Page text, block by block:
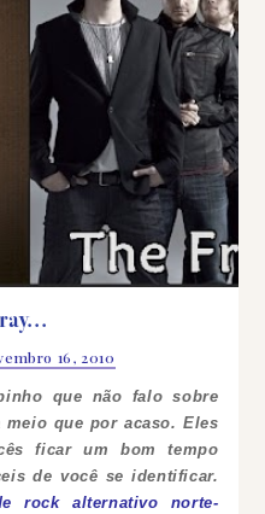
16, 2010
que não falo sobre
meio que por acaso. Eles
ficar um bom tempo
de você se identificar.
rock alternativo norte-